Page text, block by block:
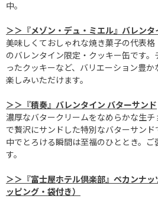
中。
＞＞『メゾン・デュ・ミエル』バレンタ
美味しくておしゃれな焼き菓子の代表格
のバレンタイン限定・クッキー缶です
ったクッキーなど、バリエーション豊
楽しみいただけます。
＞＞『積奏』バレンタイン バターサンド
濃厚なバタークリームをなめらかな生チ
で贅沢にサンドした特別なバターサンド
中でとろける瞬間は至福のひととき。
す。
＞＞『富士屋ホテル倶楽部』ペカンナ
ッピング・袋付き）